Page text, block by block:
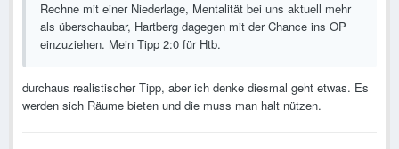
Rechne mit einer Niederlage, Mentalität bei uns aktuell mehr
als überschaubar, Hartberg dagegen mit der Chance ins OP
einzuziehen. Mein Tipp 2:0 für Htb.
durchaus realistischer Tipp, aber ich denke diesmal geht etwas. Es
werden sich Räume bieten und die muss man halt nützen.